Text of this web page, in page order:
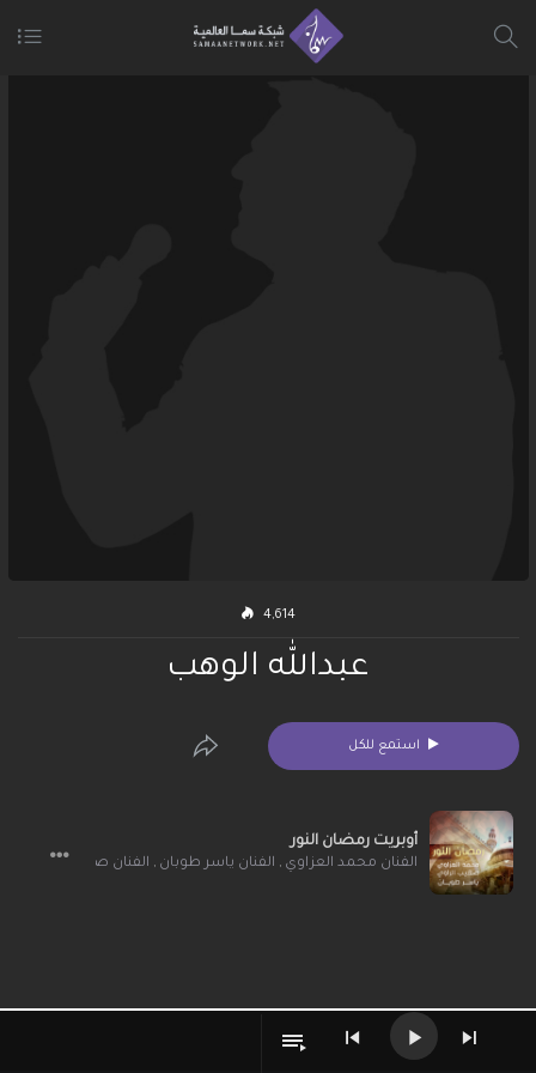
4,614
عبدالله الوهب
استمع للكل
أوبريت رمضان النور
الفنان محمد العزاوي , الفنان ياسر طوبان , الفنان صهيب الراوي